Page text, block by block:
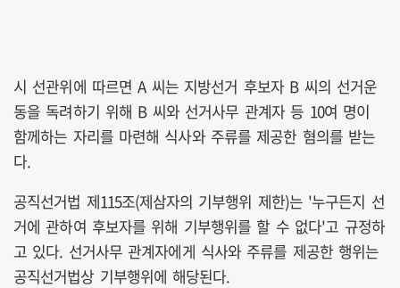
시 선관위에 따르면 A 씨는 지방선거 후보자 B 씨의 선거운
동을 독려하기 위해 B 씨와 선거사무 관계자 등 10여 명이
함께하는 자리를 마련해 식사와 주류를 제공한 혐의를 받는
다.
공직선거법 제115조(제삼자의 기부행위 제한)는 '누구든지 선
거에 관하여 후보자를 위해 기부행위를 할 수 없다'고 규정하
고 있다. 선거사무 관계자에게 식사와 주류를 제공한 행위는
공직선거법상 기부행위에 해당된다.